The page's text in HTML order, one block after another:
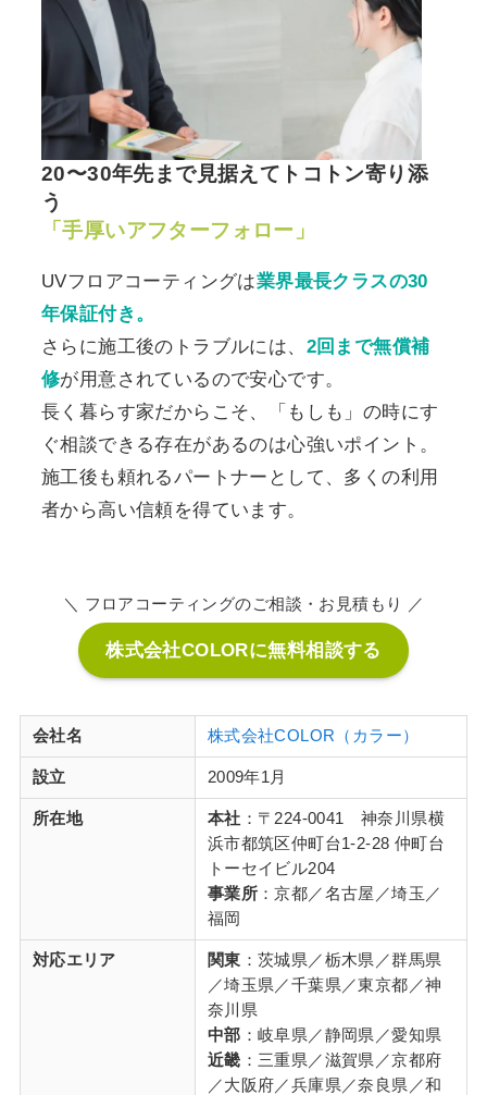
20〜30年先まで見据えてトコトン寄り添
う
「手厚いアフターフォロー」
UVフロアコーティングは業界最長クラスの30
年保証付き。
さらに施工後のトラブルには、 2回まで無償補
修が用意されているので安心です。
長く暮らす家だからこそ、「もしも」の時にす
ぐ相談できる存在があるのは心強いポイント。
施工後も頼れるパートナーとして、多くの利用
者から高い信頼を得ています。
＼ フロアコーティングのご相談・お見積もり ／
株式会社COLORに無料相談する
会社名 株式会社COLOR（カラー）
設立 2009年1月
所在地 本社 ：〒224-0041 神奈川県横
浜市都筑区仲町台1-2-28 仲町台
トーセイビル204
事業所 ：京都／名古屋／埼玉／
福岡
対応エリア 関東 ：茨城県／栃木県／群馬県
／埼玉県／千葉県／東京都／神
奈川県
中部 ：岐阜県／静岡県／愛知県
近畿 ：三重県／滋賀県／京都府
／大阪府／兵庫県／奈良県／和